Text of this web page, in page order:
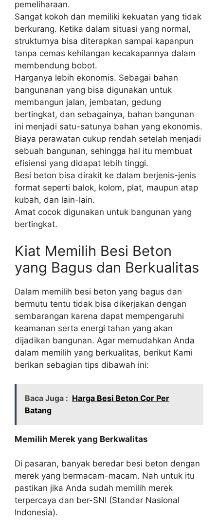
pemeliharaan.
Sangat kokoh dan memiliki kekuatan yang tidak
berkurang. Ketika dalam situasi yang normal,
strukturnya bisa diterapkan sampai kapanpun
tanpa cemas kehilangan kecakapannya dalam
membendung bobot.
Harganya lebih ekonomis. Sebagai bahan
bangunanan yang bisa digunakan untuk
membangun jalan, jembatan, gedung
bertingkat, dan sebagainya, bahan bangunan
ini menjadi satu-satunya bahan yang ekonomis.
Biaya perawatan cukup rendah setelah menjadi
sebuah bangunan, sehingga hal itu membuat
efisiensi yang didapat lebih tinggi.
Besi beton bisa dirakit ke dalam berjenis-jenis
format seperti balok, kolom, plat, maupun atap
kubah, dan lain-lain.
Amat cocok digunakan untuk bangunan yang
bertingkat.
Kiat Memilih Besi Beton
yang Bagus dan Berkualitas
Dalam memilih besi beton yang bagus dan
bermutu tentu tidak bisa dikerjakan dengan
sembarangan karena dapat mempengaruhi
keamanan serta energi tahan yang akan
dijadikan bangunan. Agar memudahkan Anda
dalam memilih yang berkualitas, berikut Kami
berikan sebagian tips dibawah ini:
Baca Juga : Harga Besi Beton Cor Per
Batang
Memilih Merek yang Berkwalitas
Di pasaran, banyak beredar besi beton dengan
merek yang bermacam-macam. Nah untuk itu
pastikan jika Anda sudah memilih merek
terpercaya dan ber-SNI (Standar Nasional
Indonesia).